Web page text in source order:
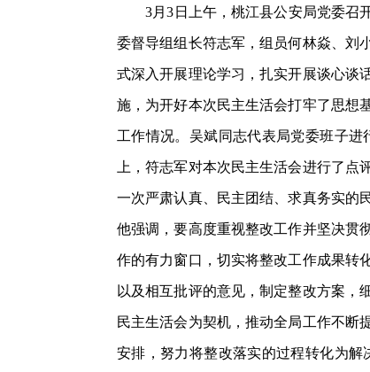
3月3日上午，桃江县公安局党委召开
委督导组组长符志军，组员何林焱、刘
式深入开展理论学习，扎实开展谈心谈
施，为开好本次民主生活会打牢了思想
工作情况。吴斌同志代表局党委班子
上，符志军对本次民主生活会进行了
一次严肃认真、民主团结、求真务实的
他强调，要高度重视整改工作并坚决贯
作的有力窗口，切实将整改工作成果转
以及相互批评的意见，制定整改方案，
民主生活会为契机，推动全局工作不断
安排，努力将整改落实的过程转化为